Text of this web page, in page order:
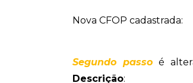
Nova CFOP cadastrada:
Segundo passo é
Descrição: